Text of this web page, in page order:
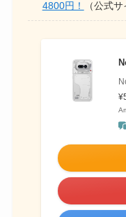
4800円！
（公式サ